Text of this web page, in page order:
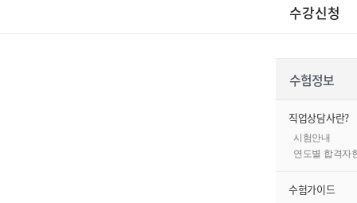
수강신청
수험정보
직업상담사란?
시험안내
연도별 합격자
수험가이드